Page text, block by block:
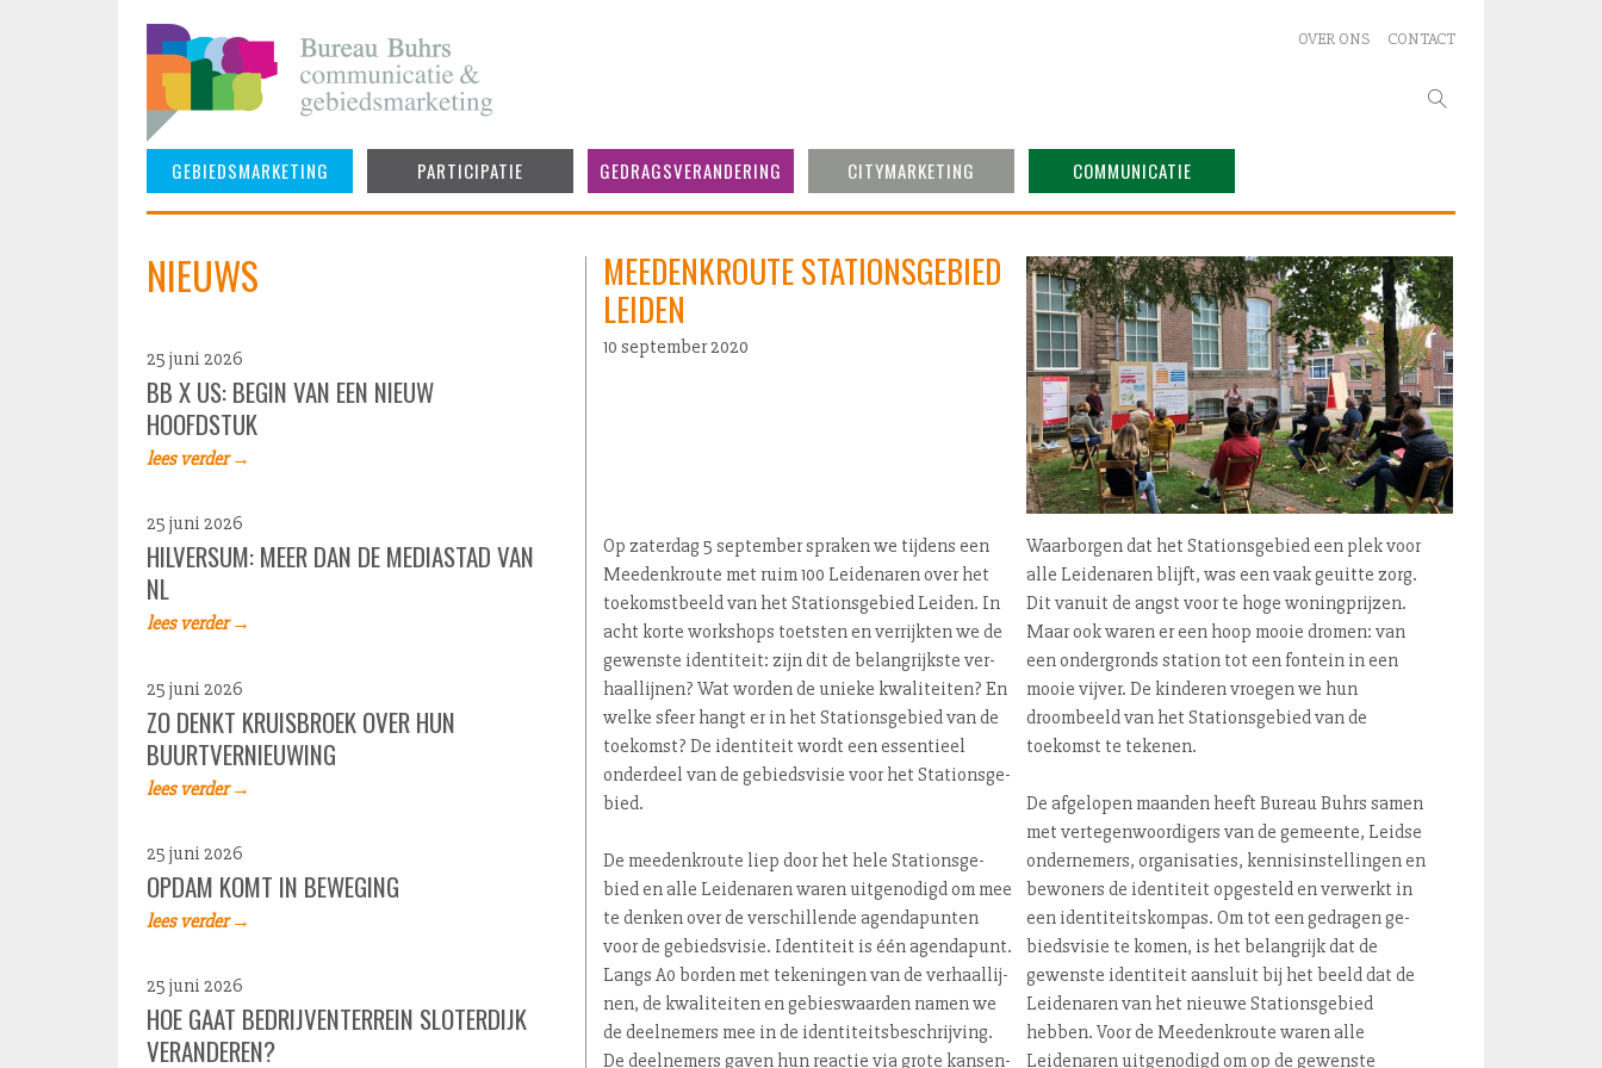
Skip
to
content
OVER ONS CONTACT
GEBIEDSMARKETING PARTICIPATIE GEDRAGSVERANDERING CITYMARKETING COMMUNICATIE
NIEUWS
25 juni 2026
BB X US: BEGIN VAN EEN NIEUW
HOOFDSTUK
lees verder →
25 juni 2026
HILVERSUM: MEER DAN DE MEDIASTAD VAN
NL
lees verder →
25 juni 2026
ZO DENKT KRUISBROEK OVER HUN
BUURTVERNIEUWING
lees verder →
25 juni 2026
OPDAM KOMT IN BEWEGING
lees verder →
25 juni 2026
HOE GAAT BEDRIJVENTERREIN SLOTERDIJK
VERANDEREN?
MEEDENKROUTE STATIONSGEBIED
LEIDEN
10 september 2020
Op zaterdag 5 september spraken we tijdens een
Mee­denk­rou­te met ruim 100 Leidenaren over het
toe­komst­beeld van het Sta­ti­ons­ge­bied Leiden. In
acht korte workshops toetsten en verrijkten we de
gewenste identiteit: zijn dit de be­lang­rijk­ste ver­
haal­lij­nen? Wat worden de unieke kwaliteiten? En
welke sfeer hangt er in het Sta­ti­ons­ge­bied van de
toekomst? De identiteit wordt een essentieel
onderdeel van de ge­bieds­vi­sie voor het Sta­ti­ons­ge­
bied.
De mee­denk­rou­te liep door het hele Sta­ti­ons­ge­
bied en alle Leidenaren waren uitgenodigd om mee
te denken over de ver­schil­len­de agen­da­pun­ten
voor de ge­bieds­vi­sie. Identiteit is één agendapunt.
Langs A0 borden met tekeningen van de ver­haal­lij­
nen, de kwaliteiten en ge­bies­waar­den namen we
de deelnemers mee in de iden­ti­teits­be­schrij­ving.
De deelnemers gaven hun reactie via grote kan­sen-
Waarborgen dat het Sta­ti­ons­ge­bied een plek voor
alle Leidenaren blijft, was een vaak geuitte zorg.
Dit vanuit de angst voor te hoge wo­ning­prij­zen.
Maar ook waren er een hoop mooie dromen: van
een ondergronds station tot een fontein in een
mooie vijver. De kinderen vroegen we hun
droombeeld van het Sta­ti­ons­ge­bied van de
toekomst te tekenen.
De afgelopen maanden heeft Bureau Buhrs samen
met ver­te­gen­woor­di­gers van de gemeente, Leidse
ondernemers, or­ga­ni­sa­ties, ken­nis­in­stel­lin­gen en
bewoners de identiteit opgesteld en verwerkt in
een iden­ti­teits­kom­pas. Om tot een gedragen ge­
bieds­vi­sie te komen, is het belangrijk dat de
gewenste identiteit aansluit bij het beeld dat de
Leidenaren van het nieuwe Sta­ti­ons­ge­bied
hebben. Voor de Mee­denk­rou­te waren alle
Leidenaren uitgenodigd om op de gewenste